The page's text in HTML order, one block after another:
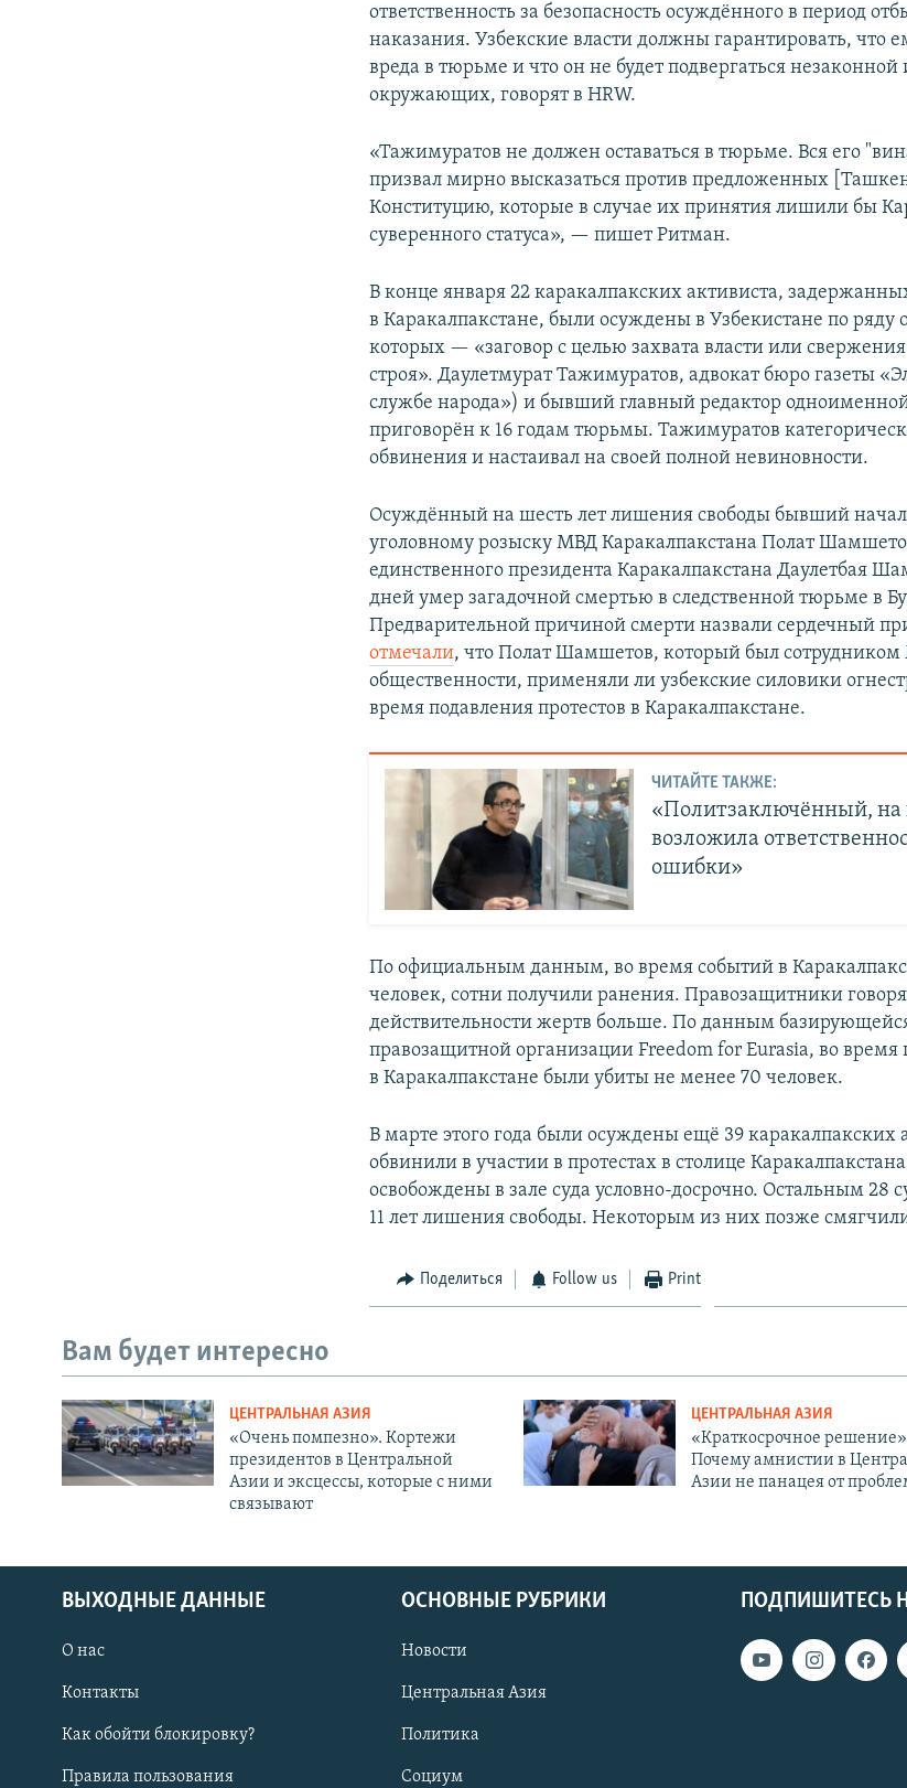
ответственность за безопасность осуждённого в период
наказания. Узбекские власти должны гарантировать, что
вреда в тюрьме и что он не будет подвергаться незаконной
окружающих, говорят в HRW.
«Тажимуратов не должен оставаться в тюрьме. Вся его
призвал мирно высказаться против предложенных
Конституцию, которые в случае их принятия лишили бы
суверенного статуса», — пишет Ритман.
В конце января 22 каракалпакских активиста,
в Каракалпакстане, были осуждены в Узбекистане по ряду
которых — «заговор с целью захвата власти или
строя». Даулетмурат Тажимуратов, адвокат бюро газеты
службе народа») и бывший главный редактор
приговорён к 16 годам тюрьмы. Тажимуратов
обвинения и настаивал на своей полной невиновности.
Осуждённый на шесть лет лишения свободы бывший
уголовному розыску МВД Каракалпакстана Полат
единственного президента Каракалпакстана Даулетбая
дней умер загадочной смертью в следственной тюрьме в
Предварительной причиной смерти назвали сердечный
отмечали, что Полат Шамшетов, который был сотрудником
общественности, применяли ли узбекские силовики
время подавления протестов в Каракалпакстане.
ЧИТАЙТЕ ТАКЖЕ:
«Политзаключённый, на
возложила
ошибки»
По официальным данным, во время событий в
человек, сотни получили ранения. Правозащитники
действительности жертв больше. По данным
правозащитной организации Freedom for Eurasia, во время
в Каракалпакстане были убиты не менее 70 человек.
В марте этого года были осуждены ещё 39 каракалпакских
обвинили в участии в протестах в столице
освобождены в зале суда условно-досрочно. Остальным 28
11 лет лишения свободы. Некоторым из них позже
Поделиться Follow us Print
Вам будет интересно
ЦЕНТРАЛЬНАЯ АЗИЯ
«Очень помпезно». Кортежи
президентов в Центральной
Азии и эксцессы, которые с ними
связывают
ЦЕНТРАЛЬНАЯ АЗИЯ
«Краткосрочное
Почему амнистии в
Азии не панацея от
ПОДПИШИТЕСЬ
ВЫХОДНЫЕ ДАННЫЕ
О нас
Контакты
Как обойти блокировку?
Правила пользования
ОСНОВНЫЕ РУБРИКИ
Новости
Центральная Азия
Политика
Социум